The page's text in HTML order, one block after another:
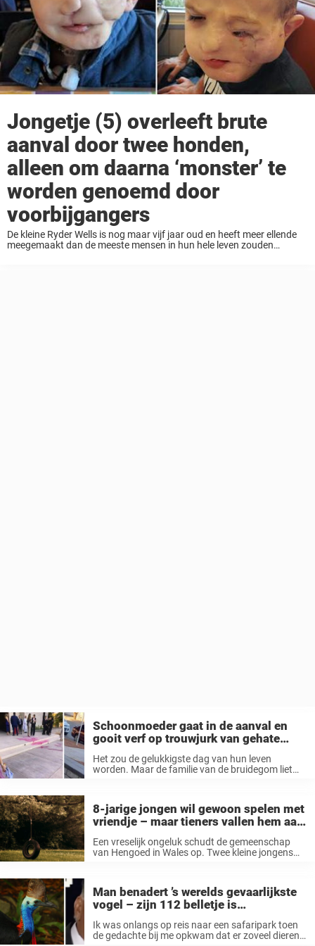
Jongetje (5) overleeft brute
aanval door twee honden,
alleen om daarna ‘monster’ te
worden genoemd door
voorbijgangers
De kleine Ryder Wells is nog maar vijf jaar oud en heeft meer ellende
meegemaakt dan de meeste mensen in hun hele leven zouden
Schoonmoeder gaat in de aanval en
gooit verf op trouwjurk van gehate
schoondochter
Het zou de gelukkigste dag van hun leven
worden. Maar de familie van de bruidegom liet
niemand minder dan ...
8-jarige jongen wil gewoon spelen met
vriendje – maar tieners vallen hem aan
op gruwelijke wijze
Een vreselijk ongeluk schudt de gemeenschap
van Hengoed in Wales op. Twee kleine jongens
WAARSCHUWING VOOR HEFTIGE BEELDEN,
VERDER IN ARTIKEL. De achtjarige ...
Man benadert ’s werelds gevaarlijkste
vogel – zijn 112 belletje is
ijzingwekkend
Ik was onlangs op reis naar een safaripark toen
de gedachte bij me opkwam dat er zoveel dieren